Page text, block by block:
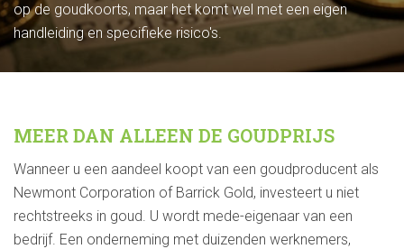
op de goudkoorts, maar het komt wel met een eigen
handleiding en specifieke risico's.
MEER DAN ALLEEN DE GOUDPRIJS
Wanneer u een aandeel koopt van een goudproducent als
Newmont Corporation of Barrick Gold, investeert u niet
rechtstreeks in goud. U wordt mede-eigenaar van een
bedrijf. Een onderneming met duizenden werknemers,